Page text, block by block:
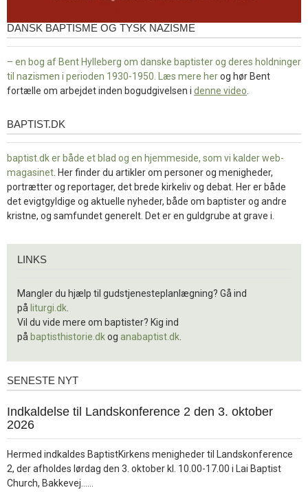
DANSK BAPTISME OG TYSK NAZISME
– en bog af Bent Hylleberg om danske baptister og deres holdninger
til nazismen i perioden 1930-1950. Læs mere herog hør Bent
fortælle om arbejdet inden bogudgivelsen i denne video
baptist.dk
BAPTIST.DK
baptist.dk er både et blad og en hjemmeside, som vi kalder web-
magasinet . Her finder du artikler om personer og menigheder,
portrætter og reportager, det brede kirkeliv og debat. Her er både
det evigtgyldige og aktuelle nyheder, både om baptister og andre
kristne, og samfundet generelt. Det er en guldgrube at grave i.
LINKS
Mangler du hjælp til gudstjenesteplanlægning? Gå ind
på liturgi.dk
Vil du vide mere om baptister? Kig ind
på baptisthistorie.dkog anabaptist.dk
Seneste
SENESTE NYT
1.
jul.
Indkaldelse til Landskonference 2 den 3. oktober
2026
Hermed indkaldes BaptistKirkens menigheder til Landskonference
2, der afholdes lørdag den 3. oktober kl. 10.00-17.00 i Lai Baptist
Church, Bakkevej……